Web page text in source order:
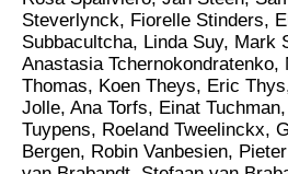
Steverlynck, Fiorelle Stinders,
Subbacultcha, Linda Suy, Mark
Anastasia
Thomas, Koen Theys, Eric
Jolle, Ana Torfs, Einat
Tuypens, Roeland Tweelinckx,
Bergen, Robin Vanbesien,